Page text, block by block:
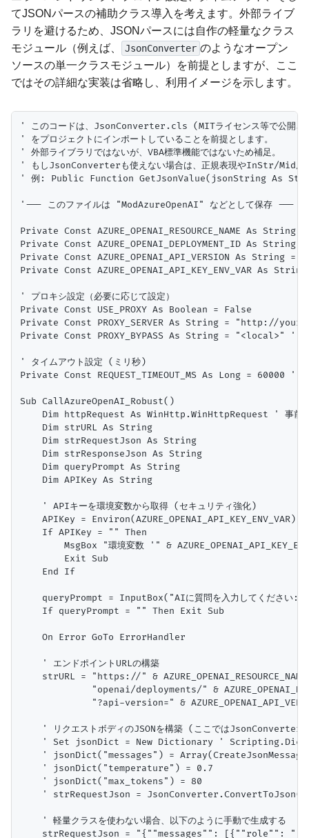
てJSONパースの補助クラス導入を考えます。外部ライブ
ラリを避けるため、JSONパースには自作の軽量なクラス
モジュール（例えば、
JsonConverter のようなオープン
ソースの単一クラスモジュール）を前提としますが、ここ
ではその詳細な実装は省略し、利用イメージを示します。
' このコードは、JsonConverter.cls (MITライセンス等で公開さ
' をプロジェクトにインポートしていることを前提とします。
' 外部ライブラリではないが、VBA標準機能ではないため補足。
' もしJsonConverterも使えない場合は、正規表現やInStr/Mid/
' 例: Public Function GetJsonValue(jsonString As
'--- このファイルは "ModAzureOpenAI" などとして保存 ---
Private Const AZURE_OPENAI_RESOURCE_NAME As
Private Const AZURE_OPENAI_DEPLOYMENT_ID As
Private Const AZURE_OPENAI_API_VERSION As String =
Private Const AZURE_OPENAI_API_KEY_ENV_VAR As
' プロキシ設定（必要に応じて設定）
Private Const USE_PROXY As Boolean = False
Private Const PROXY_SERVER As String = "http://
Private Const PROXY_BYPASS As String = "<local>" ' ロー
' タイムアウト設定 (ミリ秒)
Private Const REQUEST_TIMEOUT_MS As Long = 60000 '
Sub CallAzureOpenAI_Robust()
Dim httpRequest As WinHttp.WinHttpRequest ' 事前
    Dim strURL As String
    Dim strRequestJson As String
    Dim strResponseJson As String
    Dim queryPrompt As String
    Dim APIKey As String
    ' APIキーを環境変数から取得 (セキュリティ強化)
    APIKey = Environ(AZURE_OPENAI_API_KEY_ENV_VAR)
    If APIKey = "" Then
MsgBox "環境変数 '" &
        Exit Sub
    End If
queryPrompt = InputBox("AIに質問を入力してください
    If queryPrompt = "" Then Exit Sub
    On Error GoTo ErrorHandler
    ' エンドポイントURLの構築
strURL = "https://" &
"openai/deployments/" &
"?api-version=" &
' リクエストボディのJSONを構築 (ここではJsonConverterク
' Set jsonDict = New Dictionary '
' jsonDict("messages") =
    ' jsonDict("temperature") = 0.7
    ' jsonDict("max_tokens") = 80
' strRequestJson =
    ' 軽量クラスを使わない場合、以下のように手動で生成する
strRequestJson = "{""messages"": [{""role"":